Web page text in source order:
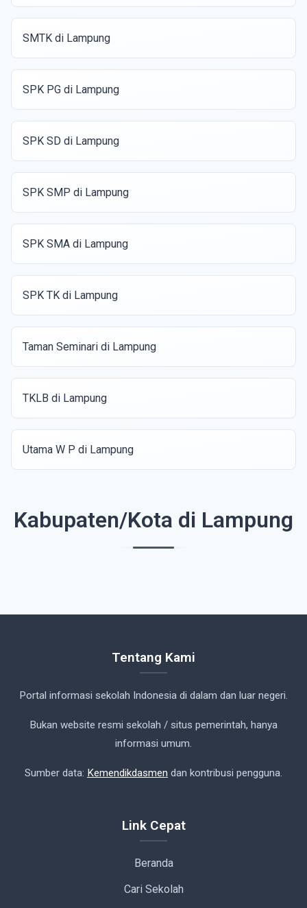
SMTK di Lampung
SPK PG di Lampung
SPK SD di Lampung
SPK SMP di Lampung
SPK SMA di Lampung
SPK TK di Lampung
Taman Seminari di Lampung
TKLB di Lampung
Utama W P di Lampung
Kabupaten/Kota di Lampung
Tentang Kami
Portal informasi sekolah Indonesia di dalam dan luar negeri.
Bukan website resmi sekolah / situs pemerintah, hanya
informasi umum.
Sumber data: Kemendikdasmen dan kontribusi pengguna.
Link Cepat
Beranda
Cari Sekolah